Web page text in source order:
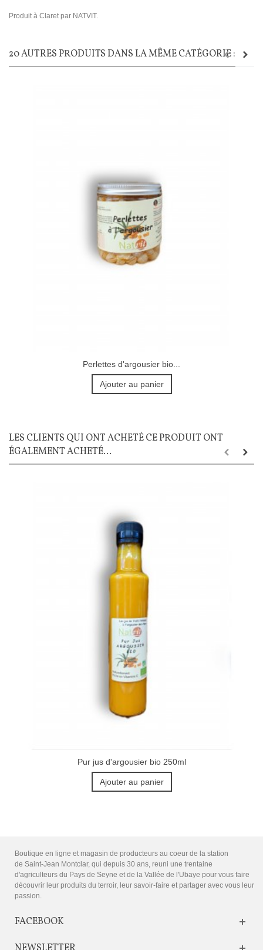
Produit à Claret par NATVIT.
20 AUTRES PRODUITS DANS LA MÊME CATÉGORIE :
Perlettes d'argousier bio...
Ajouter au panier
LES CLIENTS QUI ONT ACHETÉ CE PRODUIT ONT
ÉGALEMENT ACHETÉ...
Pur jus d'argousier bio 250ml
Ajouter au panier
Boutique en ligne et magasin de producteurs au coeur de la station
de Saint-Jean Montclar, qui depuis 30 ans, reuni une trentaine
d'agriculteurs du Pays de Seyne et de la Vallée de l'Ubaye pour vous faire
découvrir leur produits du terroir, leur savoir-faire et partager avec vous leur
passion.
FACEBOOK